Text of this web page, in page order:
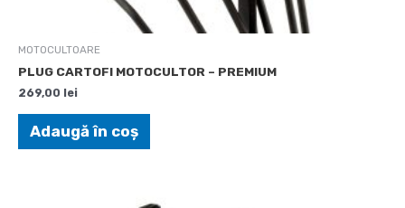
MOTOCULTOARE
PLUG CARTOFI MOTOCULTOR – PREMIUM
269,00 lei
Adaugă în coș